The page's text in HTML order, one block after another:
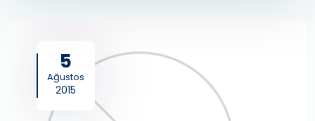
5
Ağustos
2015